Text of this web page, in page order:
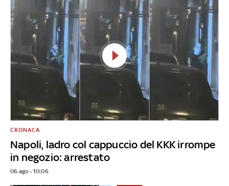
Napoli, ladro col cappuccio del KKK irrompe
in negozio: arrestato
CRONACA
06 ago - 10:06